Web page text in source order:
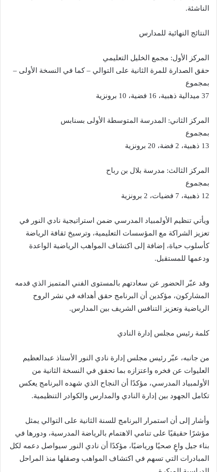
الناشئة.
النتائج النهائية للمدارس
المركز الأول: مجمع الخليل التعليمي
حقق الصدارة للمرة الثانية على التوالي – كما في النسخة الأولى –
بمجموع
37 ميدالية ذهبية، 16 فضية، 10 برونزية
المركز الثاني: المدرسة المتوسطة الأولى بسنابس
بمجموع
13 ذهبية، 2 فضة، 20 برونزية
المركز الثالث: مدرسة بلال بن رباح
بمجموع
12 ذهبية، 7 فضيات، 2 برونزية
ويأتي تنظيم الأولمبياد المدرسي ضمن استراتيجية نادي النور في
تعزيز الشراكة مع المؤسسات التعليمية، وترسيخ ثقافة الرياضة
كأسلوب حياة، إضافة إلى اكتشاف المواهب الرياضية الواعدة
ودعمها للمستقبل.
وقد عبّر الحضور عن سعادتهم بالمستوى الفني المتميز الذي قدمه
المشاركون، مؤكدين أن البرنامج حقق أهدافه في نشر الروح
الرياضية وتعزيز التنافس الشريف بين المدارس.
كلمة رئيس مجلس إدارة النادي
من جانبه، عبّر رئيس مجلس إدارة نادي النور الأستاذ عبدالعظيم
العليوات عن فخره واعتزازه بما تحقق في النسخة الثانية من
الأولمبياد المدرسي، مؤكدًا أن النجاح الذي شهده البرنامج يعكس
تكامل الجهود بين إدارة النادي والمدارس والكوادر التنظيمية.
وأشار إلى أن استمرار البرنامج للسنة الثانية على التوالي يمثل
مؤشرًا حقيقيًا على تنامي الاهتمام بالرياضة المدرسية، ودورها في
بناء جيل واعٍ صحيًا ورياضيًا، مؤكدًا أن نادي النور سيواصل دعمه لكل
المبادرات التي تسهم في اكتشاف المواهب وصقلها منذ المراحل